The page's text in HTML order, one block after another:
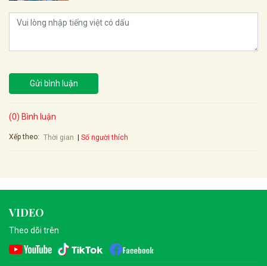
Gửi bình luận
(0) Bình luận
Xếp theo: Thời gian Số người thích
VIDEO
Theo dõi trên